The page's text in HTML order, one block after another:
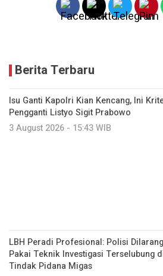
Berita Terbaru
Isu Ganti Kapolri Kian Kencang, Ini
Pengganti Listyo Sigit Prabowo
3 August 2026 - 15:43 WIB
LBH Peradi Profesional: Polisi Dilarang
Pakai Teknik Investigasi Terselubung
Tindak Pidana Migas